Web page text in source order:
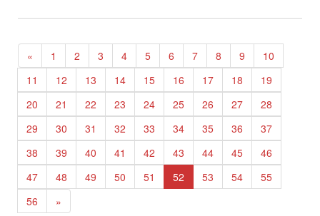
« 1 2 3 4 5 6 7 8 9
10
11
12 13 14 15 16 17 18
19
20
21 22 23 24 25 26 27
28
29
30 31 32 33 34 35 36
37
38
39 40 41 42 43 44 45
46
47
48 49 50 51 52 53 54
55
56
»